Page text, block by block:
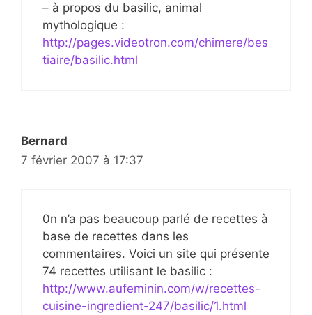
– à propos du basilic, animal
mythologique :
http://pages.videotron.com/chimere/bes
tiaire/basilic.html
Bernard
7 février 2007 à 17:37
0n n’a pas beaucoup parlé de recettes à
base de recettes dans les
commentaires. Voici un site qui présente
74 recettes utilisant le basilic :
http://www.aufeminin.com/w/recettes-
cuisine-ingredient-247/basilic/1.html